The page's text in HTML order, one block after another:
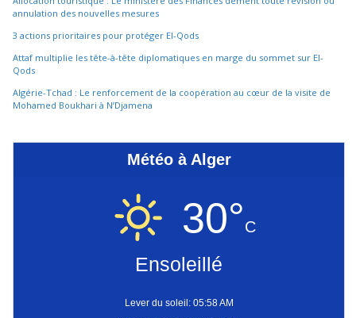
annulation des nouvelles mesures
3 actions prioritaires pour protéger El-Qods
Attaf multiplie les tête-à-tête diplomatiques en marge du sommet sur El-
Qods
Algérie-Tchad : Le renforcement de la coopération au cœur de la visite de
Mohamed Boukhari à N’Djamena
Météo à Alger
30°C
Ensoleillé
Lever du soleil: 05:58 AM